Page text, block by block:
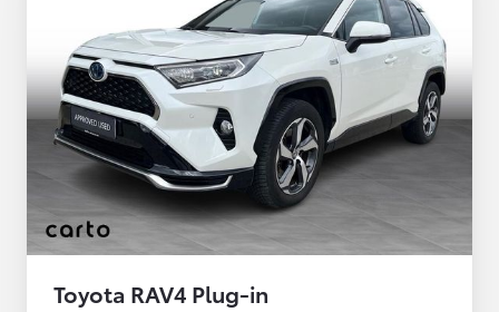
Toyota RAV4 Plug-in